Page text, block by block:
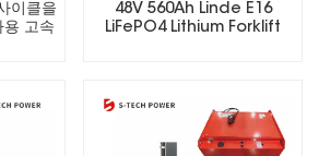
이클을
용 고속
48V 560Ah Linde E16
LiFePO4 Lithium Forklift